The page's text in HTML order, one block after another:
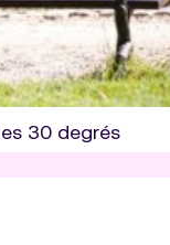
30 degrés